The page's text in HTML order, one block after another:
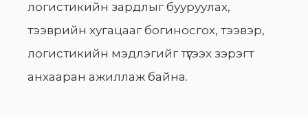
логистикийн зардлыг бууруулах,
тээврийн хугацааг богиносгох, тээвэр,
логистикийн мэдлэгийг түгээх зэрэгт
анхааран ажиллаж байна.